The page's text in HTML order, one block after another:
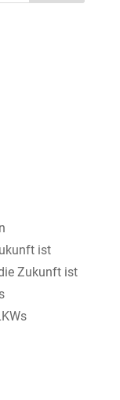
ist
Zukunft ist